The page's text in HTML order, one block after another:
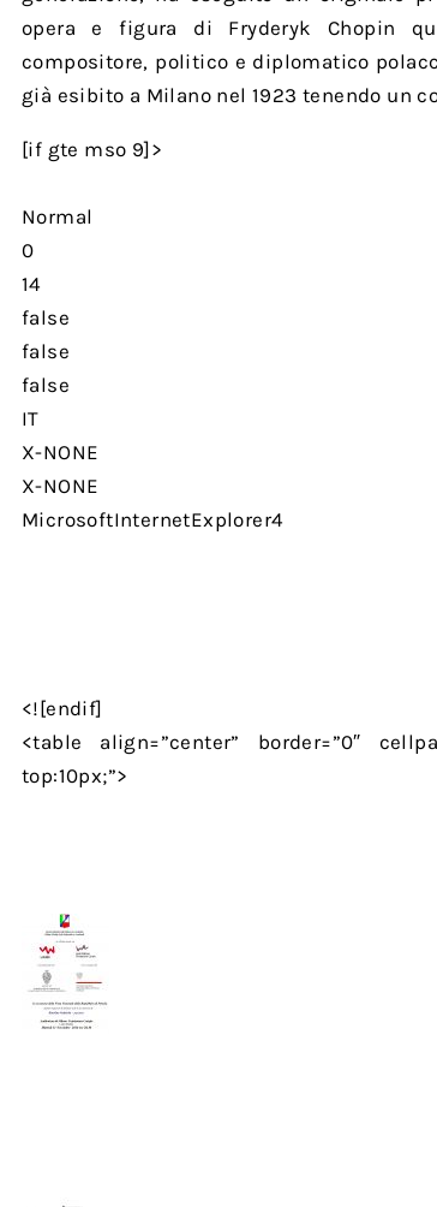
opera e figura di Fryderyk Chopin
compositore, politico e diplomatico
già esibito a Milano nel 1923 tenendo un
[if gte mso 9]>
Normal
0
14
false
false
false
IT
X-NONE
X-NONE
MicrosoftInternetExplorer4
<![endif]
<table align=”center” border=”0″
top:10px;”>